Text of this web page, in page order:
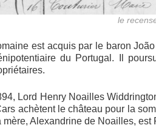
le
est acquis par le baron
du Portugal. Il
Lord Henry Noailles
achètent le château pour la
mère, Alexandrine de Noailles, est